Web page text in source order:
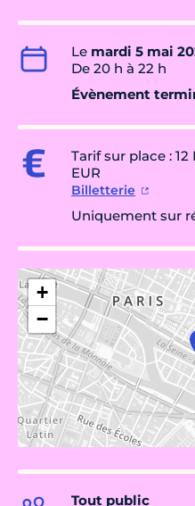
Le mardi 5 mai
De 20 h à 22 h
Évènement
Tarif sur place :
EUR
Billetterie
Uniquement sur
+
−
Tout public